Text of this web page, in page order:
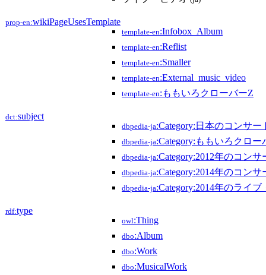
prop-en:wikiPageUsesTemplate
template-en:Infobox_Album
template-en:Reflist
template-en:Smaller
template-en:External_music_video
template-en:ももいろクローバーZ
dct:subject
dbpedia-ja:Category:日本のコンサー
dbpedia-ja:Category:ももいろクロ
dbpedia-ja:Category:2012年のコンサ
dbpedia-ja:Category:2014年のコンサ
dbpedia-ja:Category:2014年のライ
rdf:type
owl:Thing
dbo:Album
dbo:Work
dbo:MusicalWork